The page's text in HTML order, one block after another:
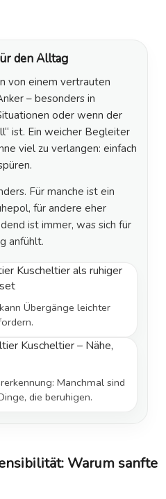
den Alltag
von einem vertrauten
– besonders in
oder wenn der
ist. Ein weicher Begleiter
viel zu verlangen: einfach
Für manche ist ein
für andere eher
ist immer, was sich für
anfühlt.
Übergänge leichter
Manchmal sind
die beruhigen.
Warum sanfte